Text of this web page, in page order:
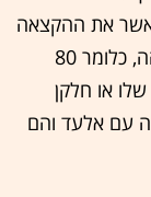
את ההקצאה
לאלעד). האופציות ניתנות במחיר מימוש זהה, כלומר 80
או חלקן
עם אלעד והם